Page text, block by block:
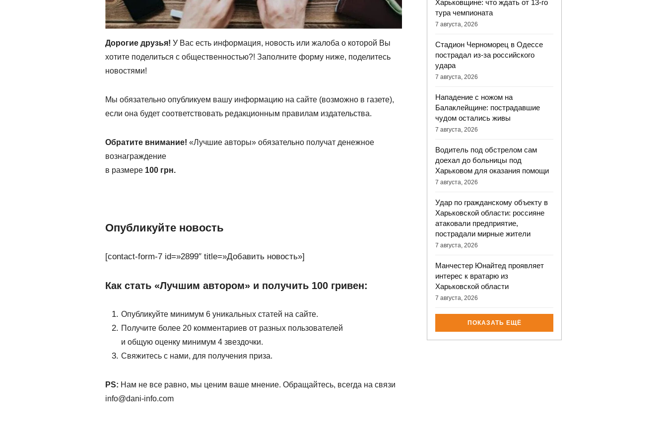
Дорогие друзья! У Вас есть информация, новость или жалоба о которой Вы
хотите поделиться с общественностью?! Заполните форму ниже, поделитесь
новостями!
Мы обязательно опубликуем вашу информацию на сайте (возможно в газете),
если она будет соответствовать редакционным правилам издательства.
Обратите внимание! «Лучшие авторы» обязательно получат денежное
вознаграждение
в размере 100 грн.
Опубликуйте новость
[contact-form-7 id=»2899″ title=»Добавить новость»]
Как стать «Лучшим автором» и получить 100 гривен:
Опубликуйте минимум 6 уникальных статей на сайте.
Получите более 20 комментариев от разных пользователей
и общую оценку минимум 4 звездочки.
Свяжитесь с нами, для получения приза.
PS: Нам не все равно, мы ценим ваше мнение. Обращайтесь, всегда на связи
info@dani-info.com
Харьковщине: что ждать от 13-го
тура чемпионата
7 августа, 2026
Стадион Черноморец в Одессе
пострадал из-за российского
удара
7 августа, 2026
Нападение с ножом на
Балаклейщине: пострадавшие
чудом остались живы
7 августа, 2026
Водитель под обстрелом сам
доехал до больницы под
Харьковом для оказания помощи
7 августа, 2026
Удар по гражданскому объекту в
Харьковской области: россияне
атаковали предприятие,
пострадали мирные жители
7 августа, 2026
Манчестер Юнайтед проявляет
интерес к вратарю из
Харьковской области
7 августа, 2026
ПОКАЗАТЬ ЕЩЁ